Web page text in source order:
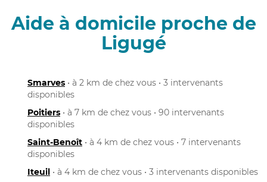
Aide à domicile proche de
Ligugé
Smarves • à 2 km de chez vous • 3 intervenants
disponibles
Poitiers • à 7 km de chez vous • 90 intervenants
disponibles
Saint-Benoît • à 4 km de chez vous • 7 intervenants
disponibles
Iteuil • à 4 km de chez vous • 3 intervenants disponibles